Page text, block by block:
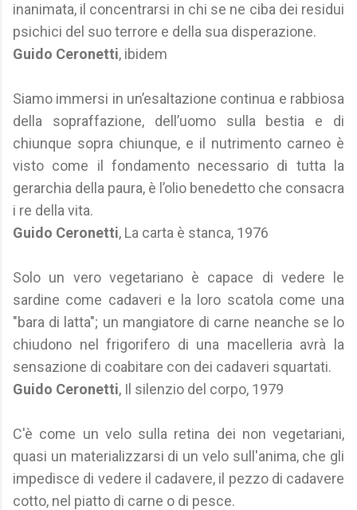
inanimata, il concentrarsi in chi se ne ciba dei residui
psichici del suo terrore e della sua disperazione.
Guido Ceronetti, ibidem
Siamo immersi in un’esaltazione continua e rabbiosa
della sopraffazione, dell’uomo sulla bestia e di
chiunque sopra chiunque, e il nutrimento carneo è
visto come il fondamento necessario di tutta la
gerarchia della paura, è l’olio benedetto che consacra
i re della vita.
Guido Ceronetti, La carta è stanca, 1976
Solo un vero vegetariano è capace di vedere le
sardine come cadaveri e la loro scatola come una
"bara di latta"; un mangiatore di carne neanche se lo
chiudono nel frigorifero di una macelleria avrà la
sensazione di coabitare con dei cadaveri squartati.
Guido Ceronetti, Il silenzio del corpo, 1979
C'è come un velo sulla retina dei non vegetariani,
quasi un materializzarsi di un velo sull'anima, che gli
impedisce di vedere il cadavere, il pezzo di cadavere
cotto, nel piatto di carne o di pesce.